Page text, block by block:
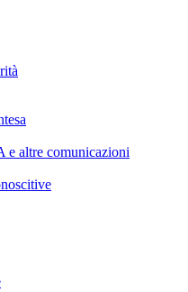
e altre comunicazioni